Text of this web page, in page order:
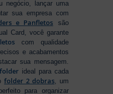
negócio, lançar uma
sua empresa com
e Panfletos são
Card, você garante
com qualidade
e acabamentos
sua mensagem.
ideal para cada
folder 2 dobras, um
para organizar